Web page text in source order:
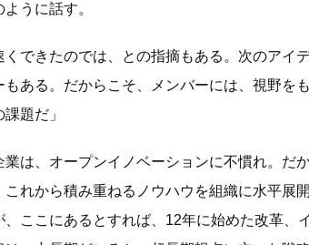
うに話す。
くできたのでは、との指摘もある。次のアイ
ある。だからこそ、メンバーには、視野を
題だ」
は、オープンイノベーションに不慣れ。だ
れから積み重ねるノウハウを組織に水平展
ここにあるとすれば、12年に始めた改革、